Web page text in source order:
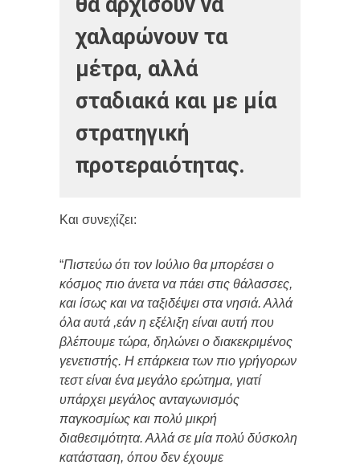
χαλαρώνουν τα
μέτρα, αλλά
σταδιακά και με μία
στρατηγική
προτεραιότητας.
Και συνεχίζει:
“Πιστεύω ότι τον Ιούλιο θα μπορέσει ο
κόσμος πιο άνετα να πάει στις θάλασσες,
και ίσως και να ταξιδέψει στα νησιά. Αλλά
όλα αυτά ,εάν η εξέλιξη είναι αυτή που
βλέπουμε τώρα, δηλώνει ο διακεκριμένος
γενετιστής. Η επάρκεια των πιο γρήγορων
τεστ είναι ένα μεγάλο ερώτημα, γιατί
υπάρχει μεγάλος ανταγωνισμός
παγκοσμίως και πολύ μικρή
διαθεσιμότητα. Αλλά σε μία πολύ δύσκολη
κατάσταση, όπου δεν έχουμε